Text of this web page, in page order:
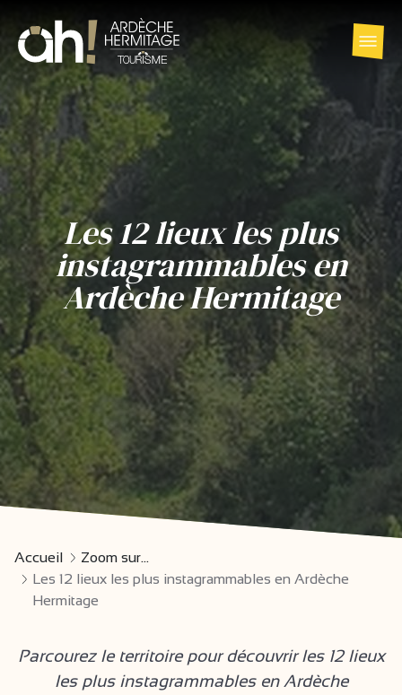
Les 12 lieux les plus
instagrammables en
Ardèche Hermitage
Accueil
Zoom sur...
Les 12 lieux les plus instagrammables en Ardèche
Hermitage
Parcourez le territoire pour découvrir les 12 lieux
les plus instagrammables en Ardèche